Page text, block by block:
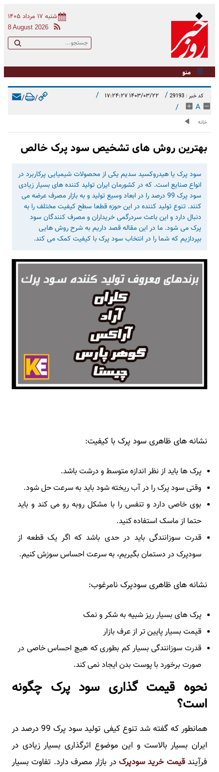
شنبه ۱۷ مرداد ۱۴۰۵
8 August 2026
منو
کد خبر : 29193 / ۱۴۰۳/۰۳/۲۲ ۱۷:۲۴:۲۷ /
A
/
/
/
خانه
بهترین روش های تشخیص سود پرک خالص
سود پرک یا هیدروکسید سدیم یکی از محصولات شیمیایی پرکاربرد در
انواع صنایع است. که در کشورمان ایران تولید کننده های بسیار زیادی
سود پرک 99 درصد را در ابعاد وسیع تولید و به بازار مصرف عرضه می
کنند. تنوع تولید کننده در این حوزه قطعا سطح کیفیت مختلف را به
دنبال دارد و این باعث سردرگمی خریداران و مصرف کنندگان سود
پرک می شود. ما در این مقاله قصد داریم به شرح روش هایی
بپردازیم که شما را در انتخاب سود پرک با کیفیت کمک می کند.
نشانه های ظاهری سود پرک با کیفیت:
پرک ها باید از نظر اندازه متوسط و درشت باشد.
وقتی سود پرک را در آب ریخته شود باید به سرعت حل شود.
بوی خاصی دارد و تنفس را با مشکل روبه رو می کند و باید
حتما از ماسک استفاده کنید.
قدرت سوزانندگی باید در حدی باشد که اگر یک قطعه از
سودپرک در دستمان بگیریم، به سرعت احساس سوزش کنیم.
نشانه های ظاهری سودپرک نامرغوب:
پرک های بسیار ریز شبیه به شکر و نمک
قیمت بسیار پایین تر از عرف بازار
قدرت سوزانندگی بسیار کم بطوری که هیچ احساس خاصی در
صورت برخورد با پوست بدن ایجاد نمی کند.
نحوه قیمت گذاری سود پرک چگونه
است؟
همانطور که گفته شد تنوع کیفی تولید سود پرک 99 درصد در
ایران بسیار بالاست و این موضوع اثرگذاری بسیار زیادی در
فرآِیندقیمت خرید سودپرکدر بازار مصرف دارد. تفاوت بسیار